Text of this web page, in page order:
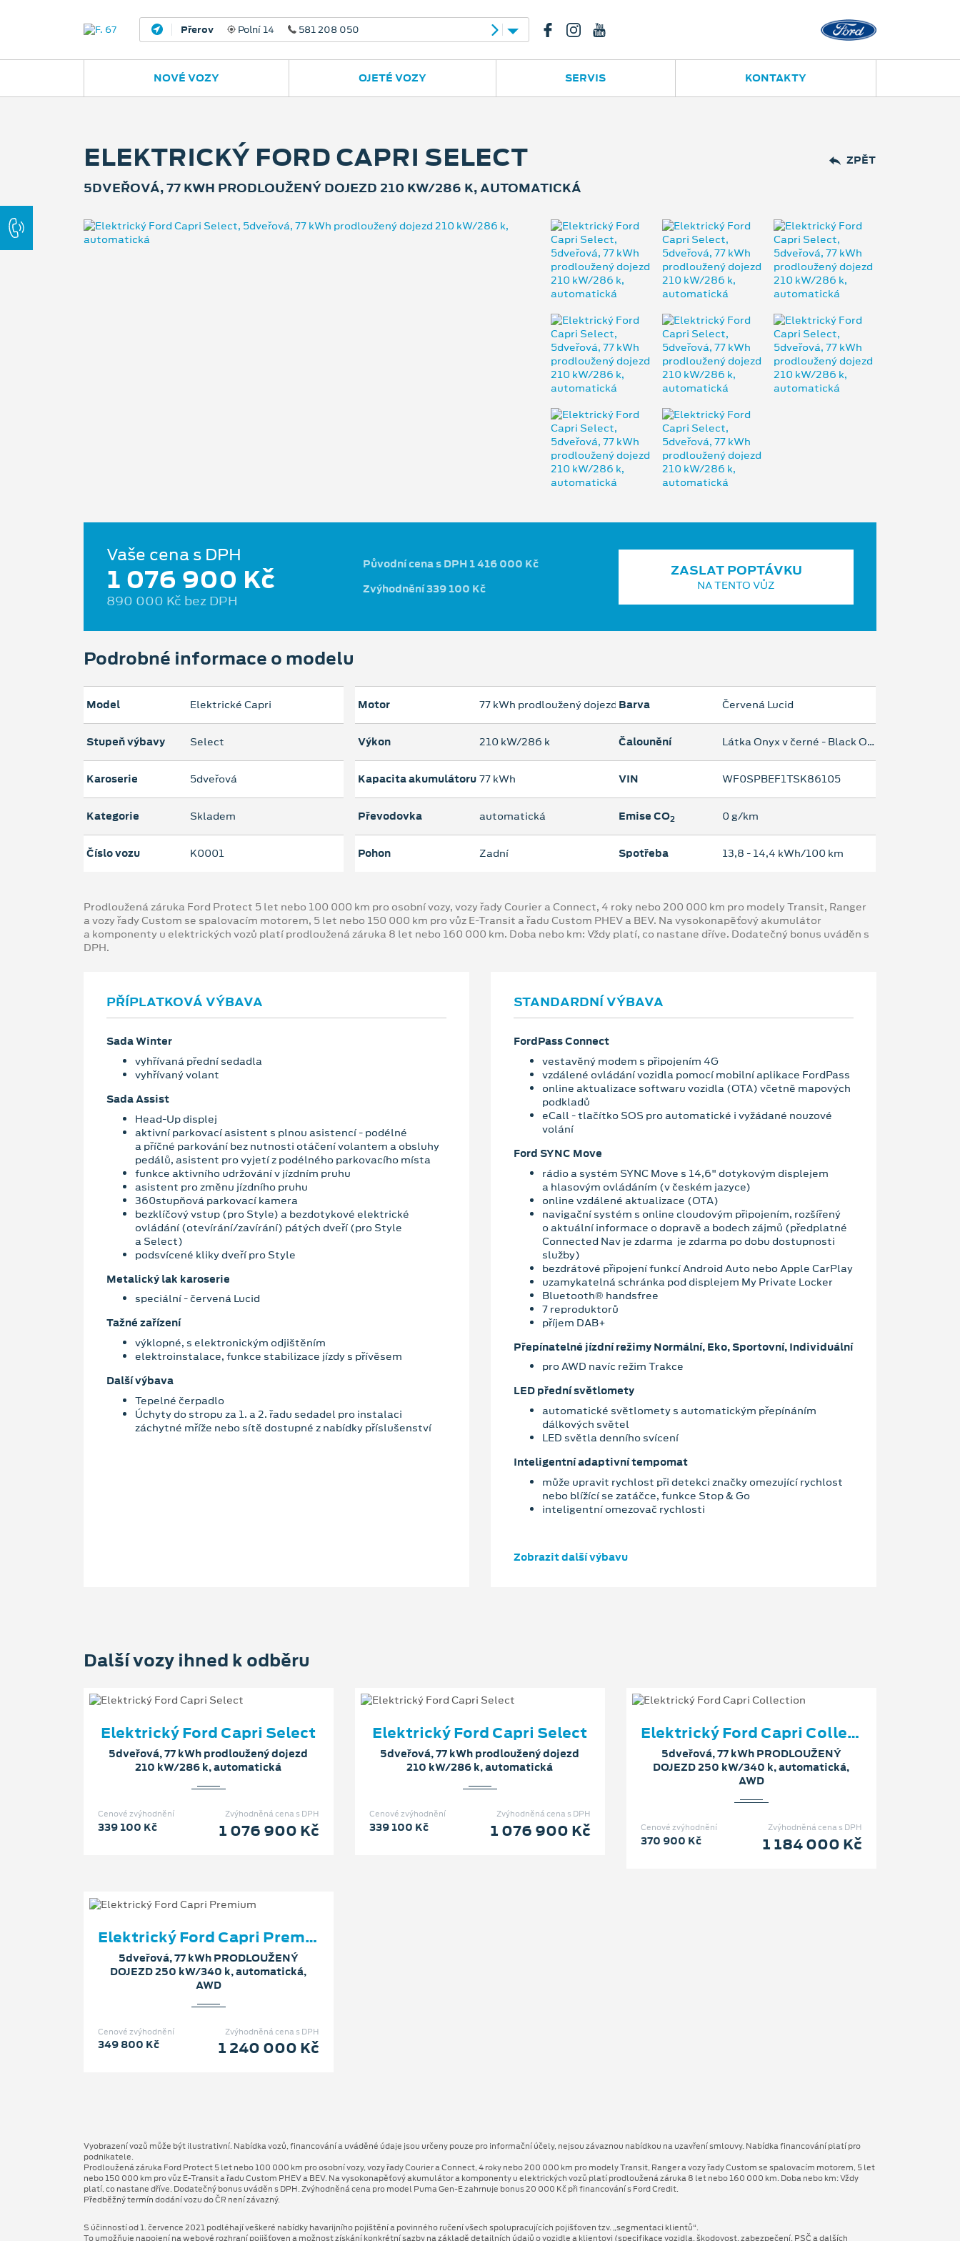
Nový Jičín Jugoslávská 23 556 702 395 Polní 14
NOVÉ VOZY OJETÉ VOZY SERVIS KONTAKTY
ZPĚT
ELEKTRICKÝ FORD CAPRI SELECT
5DVEŘOVÁ, 77 KWH PRODLOUŽENÝ DOJEZD 210 KW/286 K, AUTOMATICKÁ
Vaše cena s DPH
1 076 900 Kč
890 000 Kč bez DPH
Původní cena s DPH 1 416 000 Kč
Zvýhodnění 339 100 Kč
ZASLAT POPTÁVKU
NA TENTO VŮZ
Podrobné informace o modelu
Model Elektrické Capri
Stupeň výbavy Select
Karoserie 5dveřová
Kategorie Skladem
Číslo vozu K0001
Motor 77 kWh prodloužený dojezd
Výkon 210 kW/286 k
Kapacita akumulátoru 77 kWh
Převodovka automatická
Pohon Zadní
Barva Červená Lucid
Čalounění Látka Onyx v černé - Black Onyx
VIN WF0SPBEF1TSK86105
Emise CO2 0 g/km
Spotřeba 13,8 ‐ 14,4 kWh/100 km
Prodloužená záruka Ford Protect 5 let nebo 100 000 km pro osobní vozy, vozy řady Courier a Connect, 4 roky nebo 200 000 km pro modely Transit, Ranger
a vozy řady Custom se spalovacím motorem, 5 let nebo 150 000 km pro vůz E-Transit a řadu Custom PHEV a BEV. Na vysokonapěťový akumulátor
a komponenty u elektrických vozů platí prodloužená záruka 8 let nebo 160 000 km. Doba nebo km: Vždy platí, co nastane dříve. Dodatečný bonus uváděn s
DPH.
PŘÍPLATKOVÁ VÝBAVA
Sada Winter
vyhřívaná přední sedadla
vyhřívaný volant
Sada Assist
Head-Up displej
aktivní parkovací asistent s plnou asistencí - podélné
a příčné parkování bez nutnosti otáčení volantem a obsluhy
pedálů, asistent pro vyjetí z podélného parkovacího místa
funkce aktivního udržování v jízdním pruhu
asistent pro změnu jízdního pruhu
360stupňová parkovací kamera
bezklíčový vstup (pro Style) a bezdotykové elektrické
ovládání (otevírání/zavírání) pátých dveří (pro Style
a Select)
podsvícené kliky dveří pro Style
Metalický lak karoserie
speciální - červená Lucid
Tažné zařízení
výklopné, s elektronickým odjištěním
elektroinstalace, funkce stabilizace jízdy s přívěsem
Další výbava
Tepelné čerpadlo
Úchyty do stropu za 1. a 2. řadu sedadel pro instalaci
záchytné mříže nebo sítě dostupné z nabídky příslušenství
STANDARDNÍ VÝBAVA
FordPass Connect
vestavěný modem s připojením 4G
vzdálené ovládání vozidla pomocí mobilní aplikace FordPass
online aktualizace softwaru vozidla (OTA) včetně mapových
podkladů
eCall - tlačítko SOS pro automatické i vyžádané nouzové
volání
Ford SYNC Move
rádio a systém SYNC Move s 14,6" dotykovým displejem
a hlasovým ovládáním (v českém jazyce)
online vzdálené aktualizace (OTA)
navigační systém s online cloudovým připojením, rozšířený
o aktuální informace o dopravě a bodech zájmů (předplatné
Connected Nav je zdarma je zdarma po dobu dostupnosti
služby)
bezdrátové připojení funkcí Android Auto nebo Apple CarPlay
uzamykatelná schránka pod displejem My Private Locker
Bluetooth® handsfree
7 reproduktorů
příjem DAB+
Přepínatelné jízdní režimy Normální, Eko, Sportovní, Individuální
pro AWD navíc režim Trakce
LED přední světlomety
automatické světlomety s automatickým přepínáním
dálkových světel
LED světla denního svícení
Inteligentní adaptivní tempomat
může upravit rychlost při detekci značky omezující rychlost
nebo blížící se zatáčce, funkce Stop & Go
inteligentní omezovač rychlosti
Zobrazit další výbavu
Další vozy ihned k odběru
Elektrický Ford Capri Select
5dveřová, 77 kWh prodloužený dojezd
210 kW/286 k, automatická
Zvýhodněná cena s DPH
1 076 900 Kč
Cenové zvýhodnění
339 100 Kč
Elektrický Ford Capri Select
5dveřová, 77 kWh prodloužený dojezd
210 kW/286 k, automatická
Zvýhodněná cena s DPH
1 076 900 Kč
Cenové zvýhodnění
339 100 Kč
Elektrický Ford Capri Collection
5dveřová, 77 kWh PRODLOUŽENÝ
DOJEZD 250 kW/340 k, automatická,
AWD
Zvýhodněná cena s DPH
1 184 000 Kč
Cenové zvýhodnění
370 900 Kč
Elektrický Ford Capri Premium
5dveřová, 77 kWh PRODLOUŽENÝ
DOJEZD 250 kW/340 k, automatická,
AWD
Zvýhodněná cena s DPH
1 240 000 Kč
Cenové zvýhodnění
349 800 Kč
Vyobrazení vozů může být ilustrativní. Nabídka vozů, financování a uváděné údaje jsou určeny pouze pro informační účely, nejsou závaznou nabídkou na uzavření smlouvy. Nabídka financování platí pro
podnikatele.
Prodloužená záruka Ford Protect 5 let nebo 100 000 km pro osobní vozy, vozy řady Courier a Connect, 4 roky nebo 200 000 km pro modely Transit, Ranger a vozy řady Custom se spalovacím motorem, 5 let
nebo 150 000 km pro vůz E-Transit a řadu Custom PHEV a BEV. Na vysokonapěťový akumulátor a komponenty u elektrických vozů platí prodloužená záruka 8 let nebo 160 000 km. Doba nebo km: Vždy
platí, co nastane dříve. Dodatečný bonus uváděn s DPH. Zvýhodněná cena pro model Puma Gen⁠-⁠E zahrnuje bonus 20 000 Kč při financování s Ford Credit.
Předběžný termín dodání vozu do ČR není závazný.
S účinností od 1. července 2021 podléhají veškeré nabídky havarijního pojištění a povinného ručení všech spolupracujících pojišťoven tzv. „segmentaci klientů“.
To umožňuje napojení na webové rozhraní pojišťoven a možnost získání konkrétní sazby na základě detailních údajů o vozidle a klientovi (specifikace vozidla, škodovost, zabezpečení, PSČ a dalších